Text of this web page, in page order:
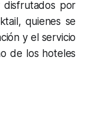
disfrutados por
quienes se
y el servicio
de los hoteles